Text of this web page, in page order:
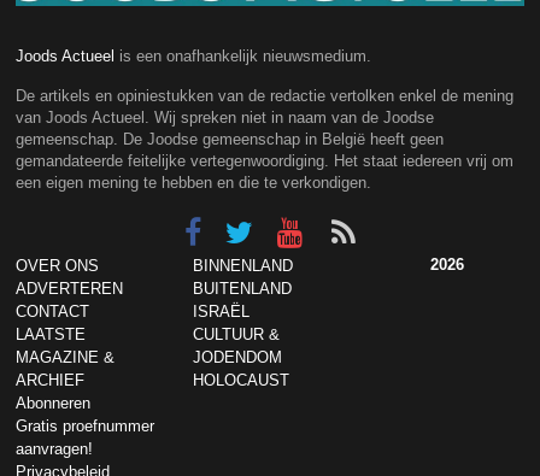
Joods Actueel is een onafhankelijk nieuwsmedium.
De artikels en opiniestukken van de redactie vertolken enkel de mening
van Joods Actueel. Wij spreken niet in naam van de Joodse
gemeenschap. De Joodse gemeenschap in België heeft geen
gemandateerde feitelijke vertegenwoordiging. Het staat iedereen vrij om
een eigen mening te hebben en die te verkondigen.
OVER ONS
ADVERTEREN
CONTACT
LAATSTE
MAGAZINE &
ARCHIEF
Abonneren
Gratis proefnummer
aanvragen!
Privacybeleid
BINNENLAND
BUITENLAND
ISRAËL
CULTUUR &
JODENDOM
HOLOCAUST
2026